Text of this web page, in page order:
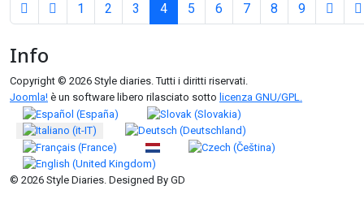
Pagina 4 di 9
1 2 3 4 5 6 7 8 9
Info
Copyright © 2026 Style diaries. Tutti i diritti riservati.
Joomla! è un software libero rilasciato sotto licenza GNU/GPL.
Seleziona la tua lingua
© 2026 Style Diaries. Designed By GD